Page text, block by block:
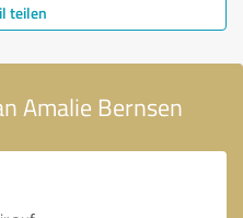
teilen
Amalie Bernsen